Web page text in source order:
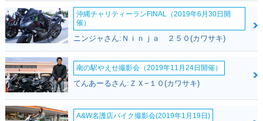
沖縄チャリティーランFINAL（2019年6月30日開
催）
ニンジャさん:Ｎｉｎｊａ ２５０(カワサキ)
南の駅やえせ撮影会（2019年11月24日開催）
てんあーるさん:ＺＸ−１０(カワサキ)
A&W名護店バイク撮影会(2019年1月19日)